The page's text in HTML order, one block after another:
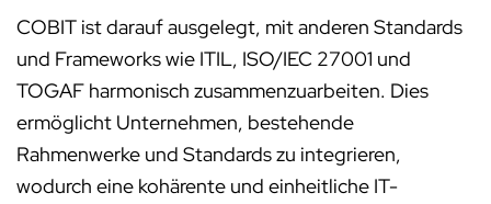
COBIT ist darauf ausgelegt, mit anderen Standards
und Frameworks wie ITIL, ISO/IEC 27001 und
TOGAF harmonisch zusammenzuarbeiten. Dies
ermöglicht Unternehmen, bestehende
Rahmenwerke und Standards zu integrieren,
wodurch eine kohärente und einheitliche IT-